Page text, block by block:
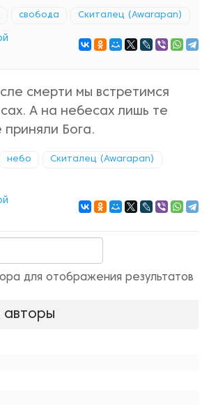
свобода Скиталец (Awarapan)
смерти мы встретимся
А на небесах лишь те
Бога.
небо Скиталец (Awarapan)
для отображения результатов
авторы